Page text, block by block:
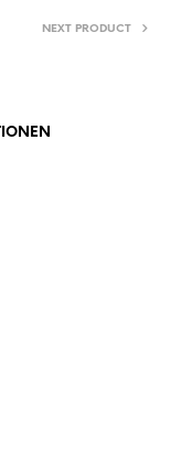
NEXT PRODUCT